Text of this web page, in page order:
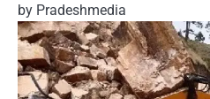
by Pradeshmedia